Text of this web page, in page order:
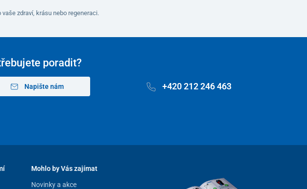
zdraví, krásu nebo regeneraci.
poradit?
Napište nám +420 212 246 463
Mohlo by Vás zajímat
Novinky a akce